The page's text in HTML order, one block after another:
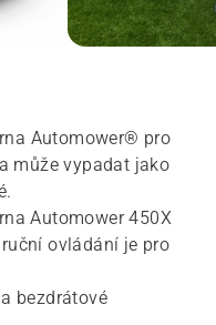
Automower® pro
může vypadat jako
Automower 450X
ovládání je pro
bezdrátové